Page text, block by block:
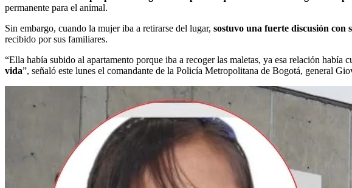
permanente para el animal.
Sin embargo, cuando la mujer iba a retirarse del lugar, sostuvo una fuerte discusión con
recibido por sus familiares.
“Ella había subido al apartamento porque iba a recoger las maletas, ya esa relación había
vida”, señaló este lunes el comandante de la Policía Metropolitana de Bogotá, general